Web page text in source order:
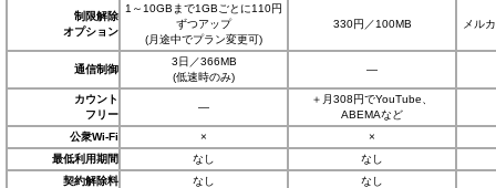
制限解除
オプション
1～10GBまで1GBごとに110円
ずつアップ
(月途中でプラン変更可)
330円／100MB メル
通信制御
3日／366MB
(低速時のみ)
―
カウント
フリー
―
＋月308円でYouTube、
ABEMAなど
公衆Wi-Fi
×
×
最低利用期間
なし
なし
契約解除料
なし
なし